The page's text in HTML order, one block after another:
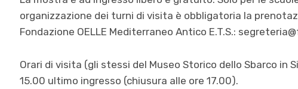
organizzazione dei turni di visita è obbligatoria la
Fondazione OELLE Mediterraneo Antico E.T.S.:
Orari di visita (gli stessi del Museo Storico dello Sbarco in
15.00 ultimo ingresso (chiusura alle ore 17.00).